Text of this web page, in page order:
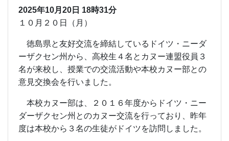
2025年10月20日 18時31分
１０月２０日（月）
徳島県と友好交流を締結しているドイツ・ニーダ
ーザクセン州から、高校生４名とカヌー連盟役員３
名が来校し、授業での交流活動や本校カヌー部との
意見交換会を行いました。
本校カヌー部は、２０１６年度からドイツ・ニー
ダーザクセン州とのカヌー交流を行っており、昨年
度は本校から３名の生徒がドイツを訪問しました。